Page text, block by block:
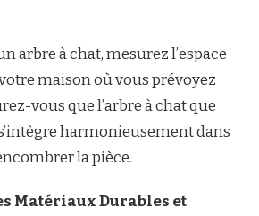
arbre à chat, mesurez l’espace
maison où vous prévoyez
vous que l’arbre à chat que
harmonieusement dans
la pièce.
Matériaux Durables et